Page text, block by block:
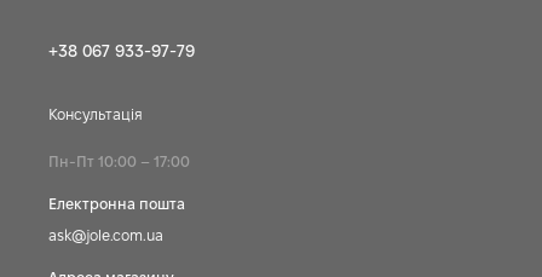
+38 067 933-97-79
Консультація
Пн-Пт 10:00 – 17:00
Електронна пошта
ask@jole.com.ua